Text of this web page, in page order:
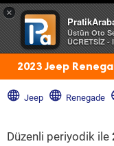
×
Üstün Oto
ÜCRETSİZ -
2023 Jeep
Jeep Renegade
Düzenli periyodik ile